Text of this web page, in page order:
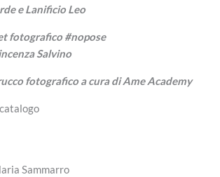
e Lanificio Leo
fotografico #nopose
Salvino
fotografico a cura di Ame Academy
Sammarro